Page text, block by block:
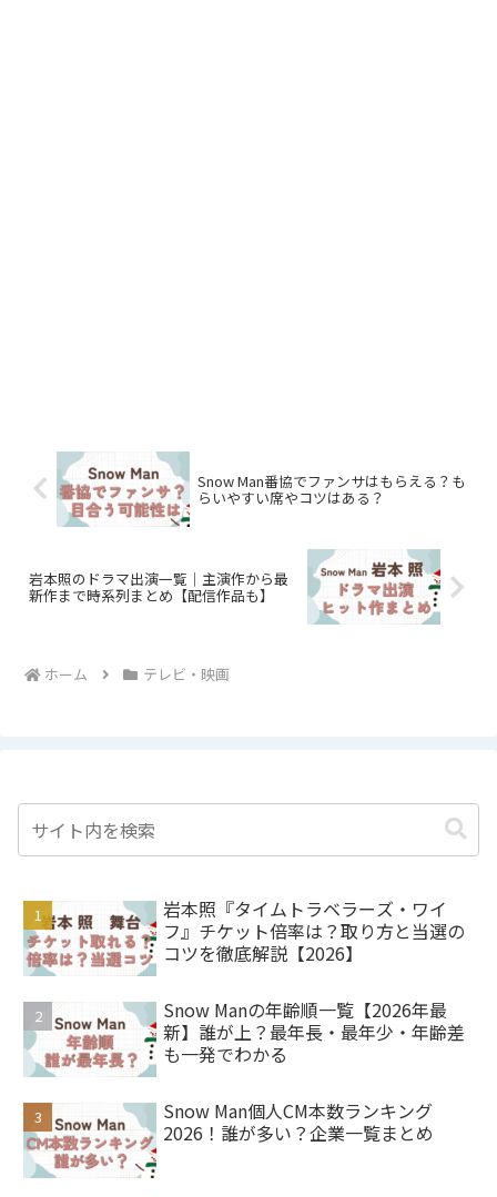
Snow Man番協でファンサはもらえる？も
らいやすい席やコツはある？
岩本照のドラマ出演一覧｜主演作から最
新作まで時系列まとめ【配信作品も】
ホーム テレビ・映画
岩本照『タイムトラベラーズ・ワイ
フ』チケット倍率は？取り方と当選の
コツを徹底解説【2026】
Snow Manの年齢順一覧【2026年最
新】誰が上？最年長・最年少・年齢差
も一発でわかる
Snow Man個人CM本数ランキング
2026！誰が多い？企業一覧まとめ